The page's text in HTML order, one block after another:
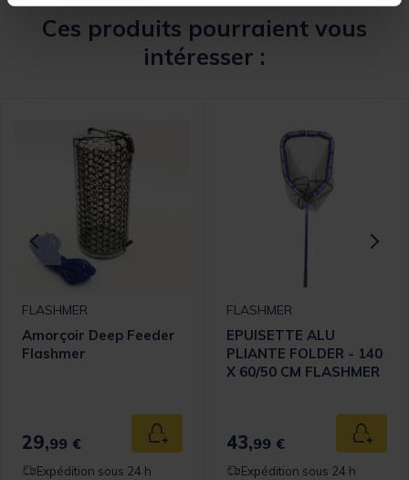
Ces produits pourraient vous
intéresser :
panier
FLASHMER
Amorçoir Deep Feeder
Flashmer
29,99 € Ajouter au panier
Expédition sous 24 h
FLASHMER
EPUISETTE ALU
PLIANTE FOLDER - 140
X 60/50 CM FLASHMER
43,99 €
Expédition sous 24 h